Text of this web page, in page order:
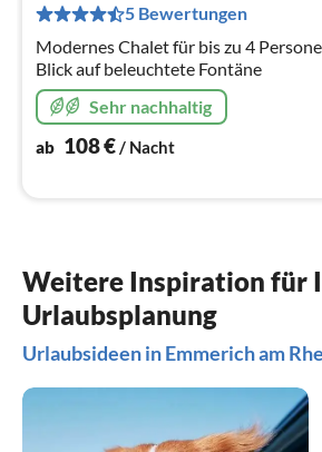
5 Bewertungen
Modernes Chalet für bis zu 4
Blick auf beleuchtete Fontäne
Sehr nachhaltig
ab 108€/ Nacht
Weitere Inspiration für
Urlaubsplanung
Urlaubsideen in Emmerich am